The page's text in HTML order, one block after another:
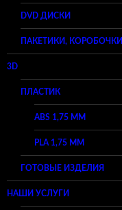
DVD ДИСКИ
ПАКЕТИКИ, КОРОБОЧКИ
3D
ПЛАСТИК
ABS 1,75 ММ
PLA 1,75 ММ
ГОТОВЫЕ ИЗДЕЛИЯ
НАШИ УСЛУГИ